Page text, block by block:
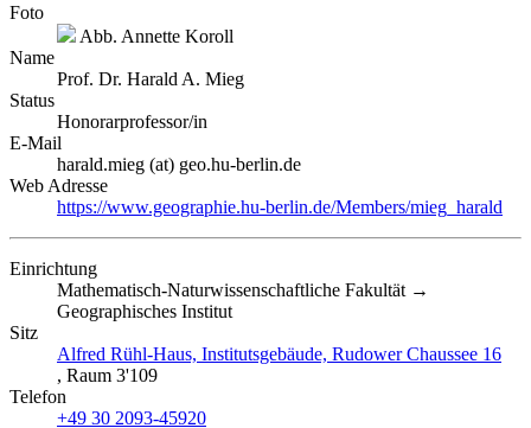
Foto
Abb. Annette Koroll
Name
Prof. Dr. Harald A. Mieg
Status
Honorarprofessor/in
E-Mail
harald.mieg (at) geo.hu-berlin.de
Web Adresse
https://www.geographie.hu-berlin.de/Members/mieg_harald
Einrichtung
Mathematisch-Naturwissenschaftliche Fakultät →
Geographisches Institut
Sitz
Alfred Rühl-Haus, Institutsgebäude, Rudower Chaussee 16
, Raum 3'109
Telefon
+49 30 2093-45920